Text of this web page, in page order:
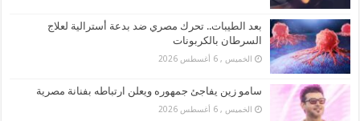
بعد الطيبات.. تحرك مصري ضد بدعة أسترالية لعلاج
السرطان بالكربونات
الخميس , 6 أغسطس 2026
سامو زين يفاجئ جمهوره ويعلن ارتباطه بفنانة مصرية
الخميس , 6 أغسطس 2026